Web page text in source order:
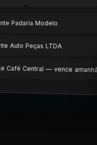
Padaria Modelo
Auto Peças LTDA
Café Central — vence amanhã